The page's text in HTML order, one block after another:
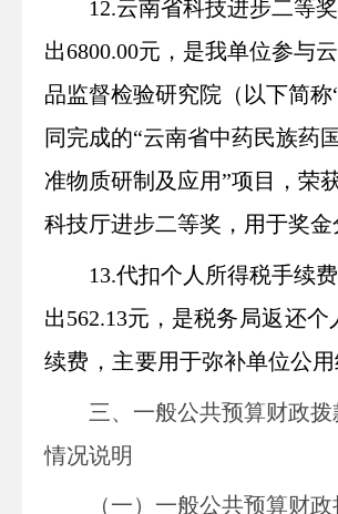
12.云南省科技进步二等
出6800.00元，是我单位参与
品监督检验研究院（以下简称
同完成的“云南省中药民族药
准物质研制及应用”项目，荣
科技厅进步二等奖，用于奖金
13.代扣个人所得税手续
出562.13元，是税务局返还个
续费，主要用于弥补单位公用
三、一般公共预算财政
情况说明
（一）一般公共预算财